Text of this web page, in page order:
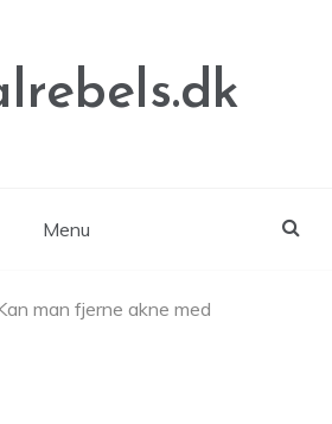
Menu
man fjerne akne med